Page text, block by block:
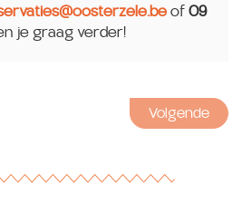
of 09
je graag verder!
Volgende